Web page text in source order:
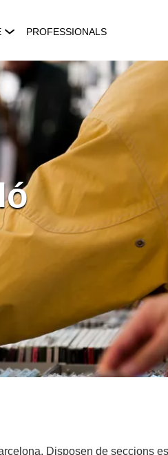
PROFESSIONALS
Disposen de seccions